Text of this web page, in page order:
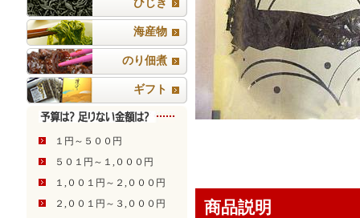
ひじき
海産物
のり佃煮
ギフト
１円～５００円
５０１円～１,０００円
１,００１円～２,０００円
２,００１円～３,０００円
商品説明